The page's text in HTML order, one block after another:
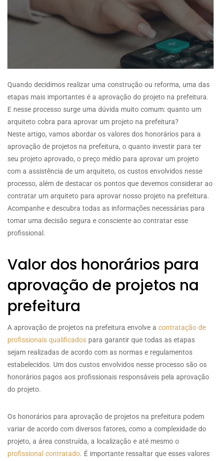
Quando decidimos realizar uma construção ou reforma, uma das
etapas mais importantes é a aprovação do projeto na prefeitura.
E nesse processo surge uma dúvida muito comum: quanto um
arquiteto cobra para aprovar um projeto na prefeitura?
Neste artigo, vamos abordar os valores dos honorários para a
aprovação de projetos na prefeitura, o quanto investir para ter
seu projeto aprovado, o preço médio para aprovar um projeto
com a assistência de um arquiteto, os custos envolvidos nesse
processo, além de destacar os pontos que devemos considerar ao
contratar um arquiteto para aprovar nosso projeto na prefeitura.
Acompanhe e descubra todas as informações necessárias para
tomar uma decisão segura e consciente ao contratar esse
profissional.
Valor dos honorários para
aprovação de projetos na
prefeitura
A aprovação de projetos na prefeitura envolve a contratação de
profissionais qualificados para garantir que todas as etapas
sejam realizadas de acordo com as normas e regulamentos
estabelecidos. Um dos custos envolvidos nesse processo são os
honorários pagos aos profissionais responsáveis pela aprovação
do projeto.
Os honorários para aprovação de projetos na prefeitura podem
variar de acordo com diversos fatores, como a complexidade do
projeto, a área construída, a localização e até mesmo o
profissional contratado. É importante ressaltar que esses valores